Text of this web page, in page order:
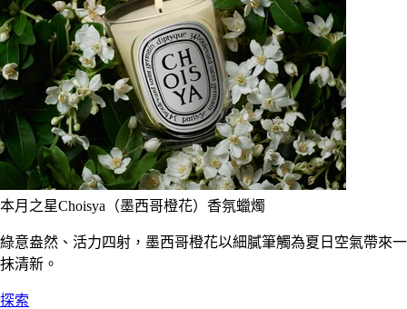
本月之星Choisya（墨西哥橙花）香氛蠟燭
綠意盎然、活力四射，墨西哥橙花以細膩筆觸為夏日空氣帶來一
抹清新。
探索